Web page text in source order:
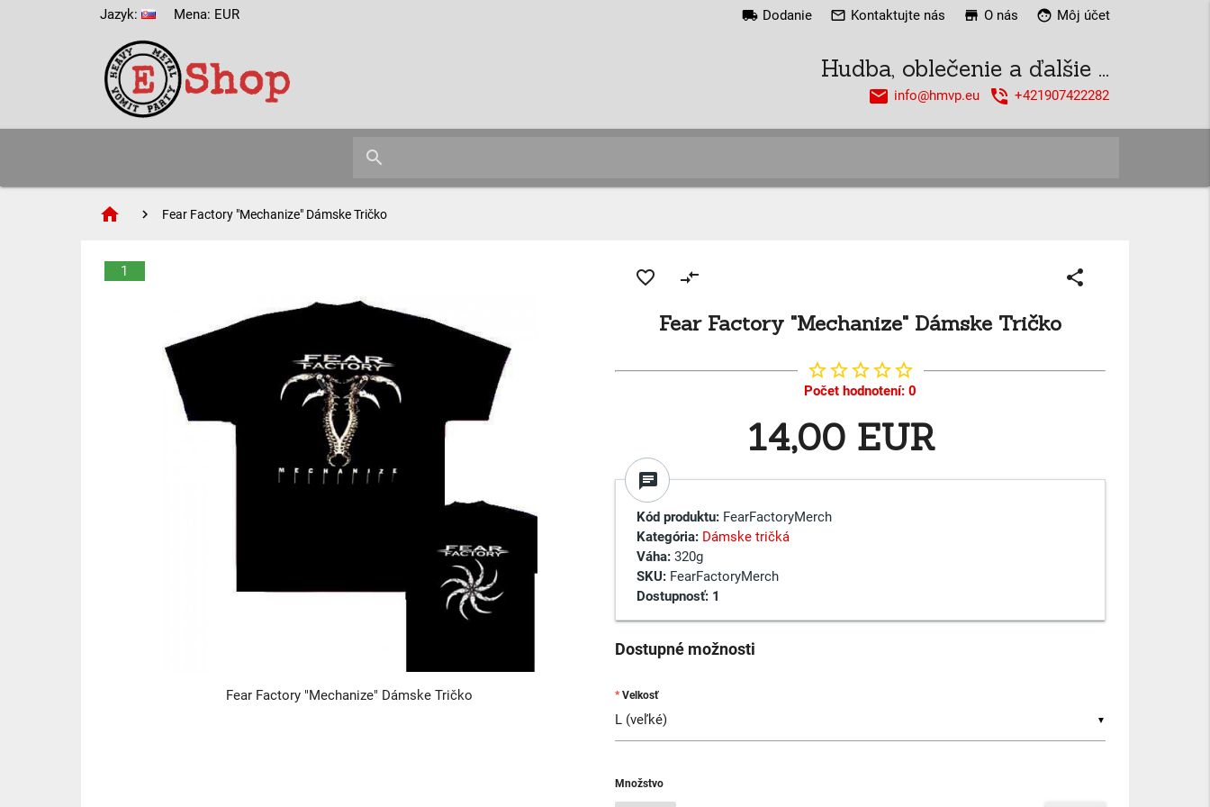
Jazyk: Mena: EUR local_shipping Dodanie mail_outline Kontaktujte nás store O nás face Môj účet
Hudba, oblečenie a ďalšie ...
info@hmvp.eu
email +421907422282
phone_in_talk
search
home Fear Factory "Mechanize" Dámske Tričko
1
Fear Factory "Mechanize" Dámske Tričko
favorite_border compare_arrows share
Fear Factory "Mechanize" Dámske Tričko
star_borderstar_borderstar_borderstar_borderstar_border
Počet hodnotení: 0
14,00 EUR
chat
Kód produktu:FearFactoryMerch
Kategória: Dámske tričká
Váha:320g
SKU:FearFactoryMerch
Dostupnosť:1
Dostupné možnosti
▼
Velkosť
Množstvo